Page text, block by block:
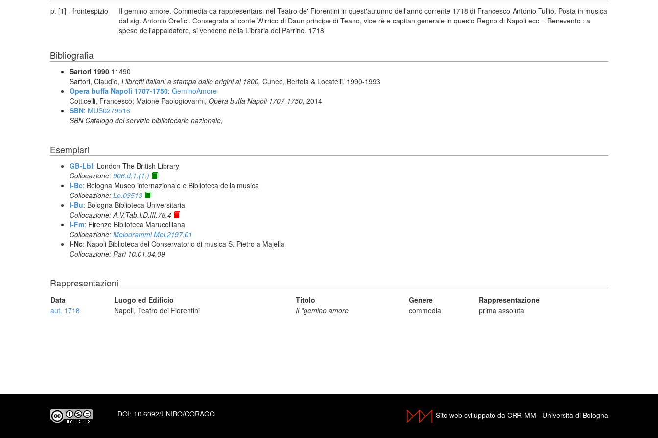
p. [1] - frontespizio
Il gemino amore. Commedia da rappresentarsi nel Teatro de' Fiorentini in quest'autunno dell'anno corrente 1718 di Francesco-Antonio Tullio. Posta in musica
dal sig. Antonio Orefici. Consegrata al conte Wirrico di Daun principe di Teano, vice-rè e capitan generale in questo Regno di Napoli ecc. - Benevento : a
spese dell'appaldatore, si vendono nella Libraria del Parrino, 1718
Bibliografia
Sartori 1990 11490
Sartori, Claudio, I libretti italiani a stampa dalle origini al 1800, Cuneo, Bertola & Locatelli, 1990-1993
Opera buffa Napoli 1707-1750: GeminoAmore
Cotticelli, Francesco; Maione Paologiovanni, Opera buffa Napoli 1707-1750, 2014
SBN: MUS0279516
SBN Catalogo del servizio bibliotecario nazionale,
Esemplari
GB-Lbl: London The British Library
Collocazione: 906.d.1.(1.)
I-Bc: Bologna Museo internazionale e Biblioteca della musica
Collocazione: Lo.03513
I-Bu: Bologna Biblioteca Universitaria
Collocazione: A.V.Tab.I.D.III.78.4
I-Fm: Firenze Biblioteca Marucelliana
Collocazione: Melodrammi Mel.2197.01
I-Nc: Napoli Biblioteca del Conservatorio di musica S. Pietro a Majella
Collocazione: Rari 10.01.04.09
Rappresentazioni
Data Luogo ed Edificio Titolo Genere
Rappresentazione
aut. 1718
Napoli, Teatro dei Fiorentini Il *gemino amore commedia prima assoluta
DOI: 10.6092/UNIBO/CORAGO Sito web sviluppato da CRR-MM - Università di Bologna